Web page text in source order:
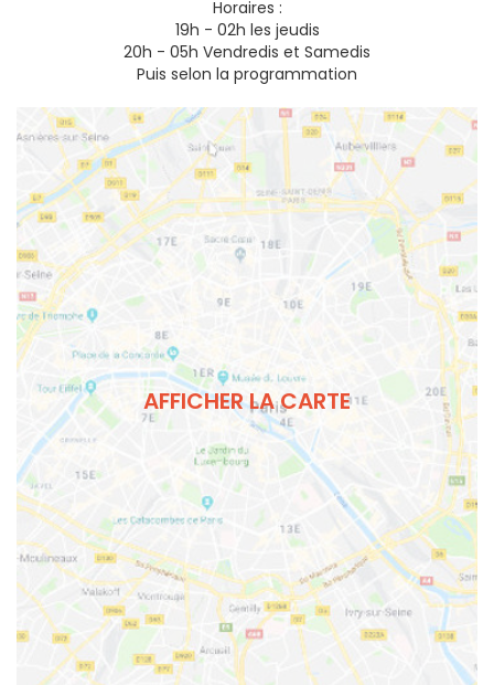
Horaires :
19h - 02h les jeudis
20h - 05h Vendredis et Samedis
Puis selon la programmation
AFFICHER LA CARTE